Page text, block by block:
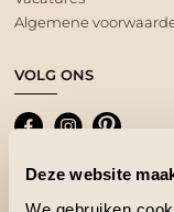
Deze website
Algemene
VOLG ONS